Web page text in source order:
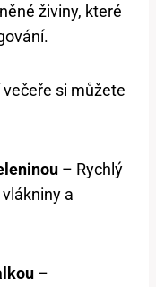
živiny, které
si můžete
– Rychlý
a
–